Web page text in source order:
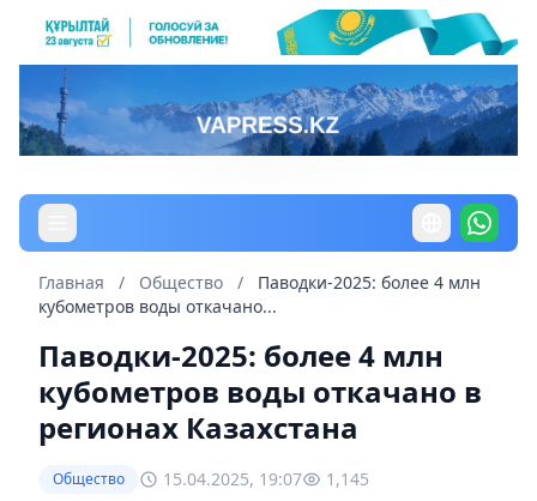
Главная / Общество /
Паводки-2025: более 4 млн
кубометров воды откачано...
Паводки-2025: более 4 млн
кубометров воды откачано в
регионах Казахстана
Общество 15.04.2025, 19:07 1,145